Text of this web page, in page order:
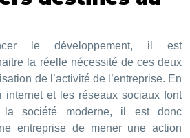
le développement, il est
la réelle nécessité de ces deux
de l’activité de l’entreprise. En
internet et les réseaux sociaux font
la société moderne, il est donc
entreprise de mener une action